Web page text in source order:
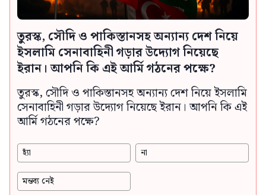
তুরস্ক, সৌদি ও পাকিস্তানসহ অন্যান্য দেশ নিয়ে
ইসলামি সেনাবাহিনী গড়ার উদ্যোগ নিয়েছে
ইরান। আপনি কি এই আর্মি গঠনের পক্ষে?
তুরস্ক, সৌদি ও পাকিস্তানসহ অন্যান্য দেশ নিয়ে ইসলামি
সেনাবাহিনী গড়ার উদ্যোগ নিয়েছে ইরান। আপনি কি এই
আর্মি গঠনের পক্ষে?
হ্যাঁ না
মন্তব্য নেই